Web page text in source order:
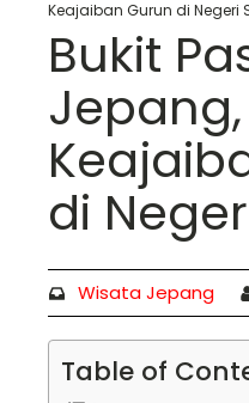
Keajaiban Gurun di Negeri
Bukit
Jepang,
di
Wisata Jepang
Table of